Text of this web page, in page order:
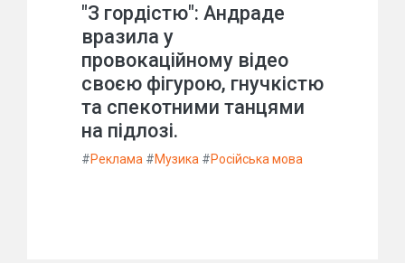
"З гордістю": Андраде
вразила у
провокаційному відео
своєю фігурою, гнучкістю
та спекотними танцями
на підлозі.
#Реклама #Музика #Російська мова